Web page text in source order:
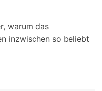
warum das
inzwischen so beliebt